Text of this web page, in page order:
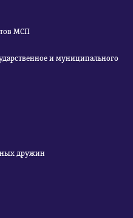
МСП
и муниципального
дружин